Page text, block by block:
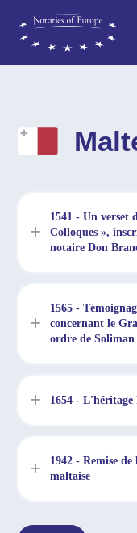
1541 - Un verset
Colloques »,
notaire Don
1565 -
concernant le
ordre de
1654 -
1942 - Remise
maltaise